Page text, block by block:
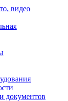
видео
документов